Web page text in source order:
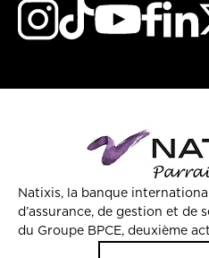
Natixis, la banque
d’assurance, de gestion et de
du Groupe BPCE, deuxième